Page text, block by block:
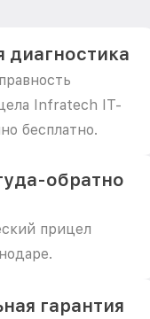
диагностика
Infratech IT-
бесплатно.
обратно
прицел
гарантия